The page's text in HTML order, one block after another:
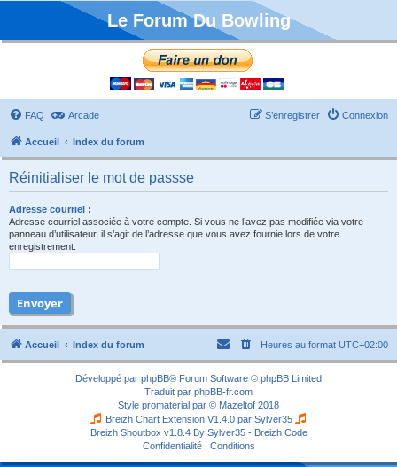
Le Forum Du Bowling
FAQ Arcade Connexion
S’enregistrer
Accueil Index du forum
Réinitialiser le mot de passse
Adresse courriel :
Adresse courriel associée à votre compte. Si vous ne l’avez pas modifiée via votre
panneau d’utilisateur, il s’agit de l’adresse que vous avez fournie lors de votre
enregistrement.
Accueil Index du forum Heures au format UTC+02:00
Développé par phpBB® Forum Software © phpBB Limited
Traduit par phpBB-fr.com
Style promaterial par © Mazeltof 2018
Breizh Chart Extension V1.4.0 par Sylver35
Breizh Shoutbox v1.8.4 By Sylver35 - Breizh Code
Confidentialité| Conditions